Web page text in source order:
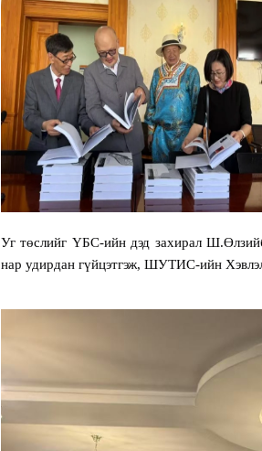
Уг төслийг ҮБС-ийн дэд захирал
нар удирдан гүйцэтгэж, ШУТИС-ийн